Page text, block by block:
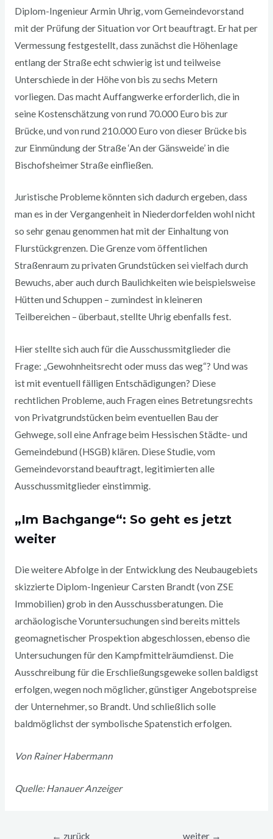
Diplom-Ingenieur Armin Uhrig, vom Gemeindevorstand
mit der Prüfung der Situation vor Ort beauftragt. Er hat per
Vermessung festgestellt, dass zunächst die Höhenlage
entlang der Straße echt schwierig ist und teilweise
Unterschiede in der Höhe von bis zu sechs Metern
vorliegen. Das macht Auffangwerke erforderlich, die in
seine Kostenschätzung von rund 70.000 Euro bis zur
Brücke, und von rund 210.000 Euro von dieser Brücke bis
zur Einmündung der Straße ‘An der Gänsweide’ in die
Bischofsheimer Straße einfließen.
Juristische Probleme könnten sich dadurch ergeben, dass
man es in der Vergangenheit in Niederdorfelden wohl nicht
so sehr genau genommen hat mit der Einhaltung von
Flurstückgrenzen. Die Grenze vom öffentlichen
Straßenraum zu privaten Grundstücken sei vielfach durch
Bewuchs, aber auch durch Baulichkeiten wie beispielsweise
Hütten und Schuppen – zumindest in kleineren
Teilbereichen – überbaut, stellte Uhrig ebenfalls fest.
Hier stellte sich auch für die Ausschussmitglieder die
Frage: „Gewohnheitsrecht oder muss das weg“? Und was
ist mit eventuell fälligen Entschädigungen? Diese
rechtlichen Probleme, auch Fragen eines Betretungsrechts
von Privatgrundstücken beim eventuellen Bau der
Gehwege, soll eine Anfrage beim Hessischen Städte- und
Gemeindebund (HSGB) klären. Diese Studie, vom
Gemeindevorstand beauftragt, legitimierten alle
Ausschussmitglieder einstimmig.
„Im Bachgange“: So geht es jetzt
weiter
Die weitere Abfolge in der Entwicklung des Neubaugebiets
skizzierte Diplom-Ingenieur Carsten Brandt (von ZSE
Immobilien) grob in den Ausschussberatungen. Die
archäologische Voruntersuchungen sind bereits mittels
geomagnetischer Prospektion abgeschlossen, ebenso die
Untersuchungen für den Kampfmittelräumdienst. Die
Ausschreibung für die Erschließungsgeweke sollen baldigst
erfolgen, wegen noch möglicher, günstiger Angebotspreise
der Unternehmer, so Brandt. Und schließlich solle
baldmöglichst der symbolische Spatenstich erfolgen.
Von Rainer Habermann
Quelle: Hanauer Anzeiger
← zurück weiter →